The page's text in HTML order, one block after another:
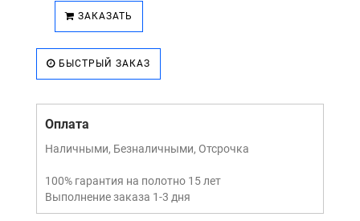
ЗАКАЗАТЬ
БЫСТРЫЙ ЗАКАЗ
Оплата
Наличными, Безналичными, Отсрочка
100% гарантия на полотно 15 лет
Выполнение заказа 1-3 дня